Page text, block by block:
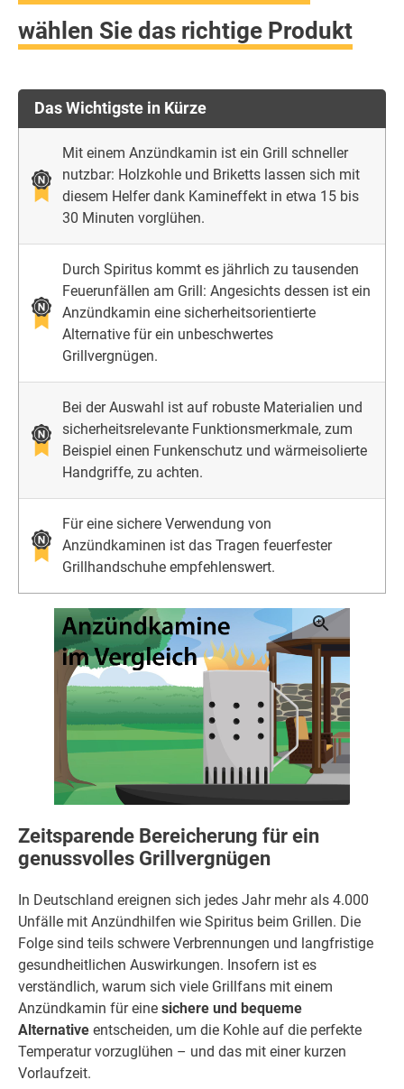
wählen Sie das richtige Produkt
Das Wichtigste in Kürze
Mit einem Anzündkamin ist ein Grill schneller
nutzbar: Holzkohle und Briketts lassen sich mit
diesem Helfer dank Kamineffekt in etwa 15 bis
30 Minuten vorglühen.
Durch Spiritus kommt es jährlich zu tausenden
Feuerunfällen am Grill: Angesichts dessen ist ein
Anzündkamin eine sicherheitsorientierte
Alternative für ein unbeschwertes
Grillvergnügen.
Bei der Auswahl ist auf robuste Materialien und
sicherheitsrelevante Funktionsmerkmale, zum
Beispiel einen Funkenschutz und wärmeisolierte
Handgriffe, zu achten.
Für eine sichere Verwendung von
Anzündkaminen ist das Tragen feuerfester
Grillhandschuhe empfehlenswert.
Zeitsparende Bereicherung für ein
genussvolles Grillvergnügen
In Deutschland ereignen sich jedes Jahr mehr als 4.000
Unfälle mit Anzündhilfen wie Spiritus beim Grillen. Die
Folge sind teils schwere Verbrennungen und langfristige
gesundheitlichen Auswirkungen. Insofern ist es
verständlich, warum sich viele Grillfans mit einem
Anzündkamin für eine sichere und bequeme
Alternative entscheiden, um die Kohle auf die perfekte
Temperatur vorzuglühen – und das mit einer kurzen
Vorlaufzeit.